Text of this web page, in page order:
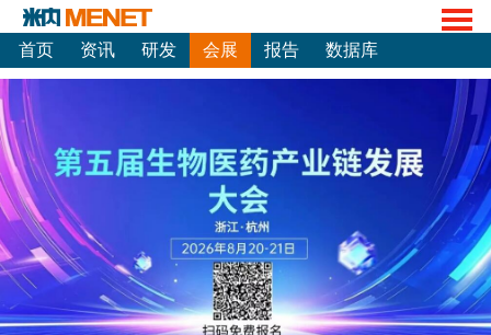
首页 资讯 研发 会展 报告 数据库